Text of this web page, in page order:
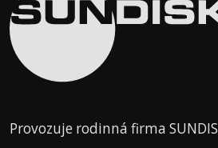
Provozuje rodinná firma